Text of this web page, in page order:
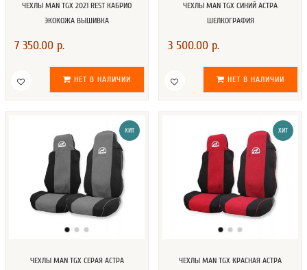
ЧЕХЛЫ MAN TGX 2021 REST КАБРИО
ЭКОКОЖА ВЫШИВКА
7 350.00 р.
НЕТ В НАЛИЧИИ
ЧЕХЛЫ MAN TGX СИНИЙ АСТРА
ШЕЛКОГРАФИЯ
3 500.00 р.
НЕТ В НАЛИЧИИ
ХИТ
ЧЕХЛЫ MAN TGX СЕРАЯ АСТРА
ХИТ
ЧЕХЛЫ MAN TGX КРАСНАЯ АСТРА